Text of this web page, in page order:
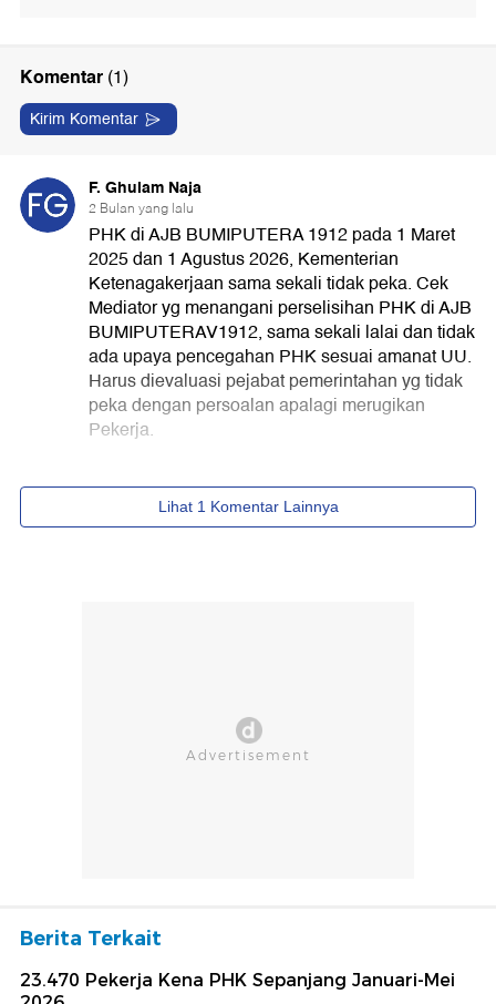
Berita Terkait
23.470 Pekerja Kena PHK Sepanjang Januari-Mei